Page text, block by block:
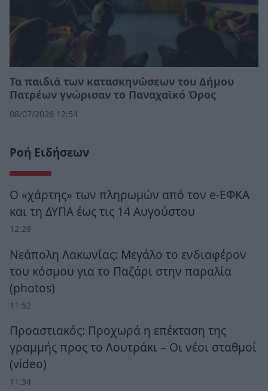
Τα παιδιά των κατασκηνώσεων του Δήμου
Πατρέων γνώρισαν το Παναχαϊκό Όρος
08/07/2026 12:54
Ροή Ειδήσεων
Ο «χάρτης» των πληρωμών από τον e-ΕΦΚΑ
και τη ΔΥΠΑ έως τις 14 Αυγούστου
12:28
Νεάπολη Λακωνίας: Μεγάλο το ενδιαφέρον
του κόσμου για το Παζάρι στην παραλία
(photos)
11:52
Προαστιακός: Προχωρά η επέκταση της
γραμμής προς το Λουτράκι – Οι νέοι σταθμοί
(video)
11:34